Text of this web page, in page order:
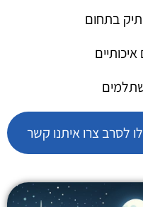
בתחום
איכותיים
לסרב צרו איתנו קשר